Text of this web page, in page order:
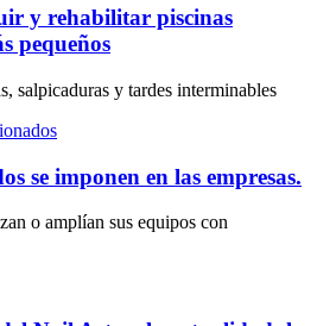
y rehabilitar piscinas
pequeños
salpicaduras y tardes interminables
se imponen en las empresas.
o amplían sus equipos con